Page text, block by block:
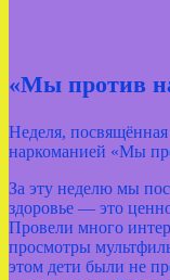
«Мы против
Неделя,
наркоманией «Мы
За эту неделю мы
здоровье — это
Провели много
просмотры
этом дети были не